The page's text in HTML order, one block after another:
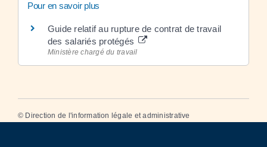
Pour en savoir plus
Guide relatif au rupture de contrat de travail
des salariés protégés
Ministère chargé du travail
© Direction de l'information légale et administrative